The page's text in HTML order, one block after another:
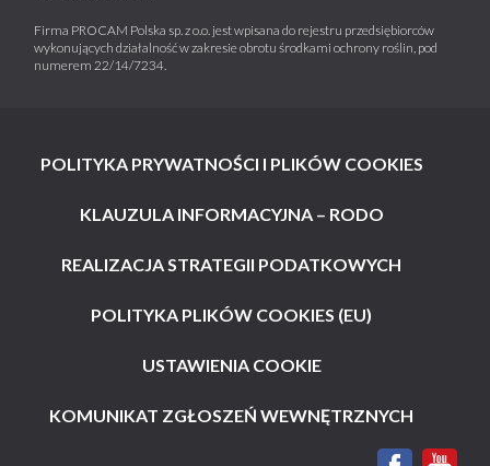
Firma PROCAM Polska sp. z o.o. jest wpisana do rejestru przedsiębiorców
wykonujących działalność w zakresie obrotu środkami ochrony roślin, pod
numerem 22/14/7234.
POLITYKA PRYWATNOŚCI I PLIKÓW COOKIES
KLAUZULA INFORMACYJNA – RODO
REALIZACJA STRATEGII PODATKOWYCH
POLITYKA PLIKÓW COOKIES (EU)
USTAWIENIA COOKIE
KOMUNIKAT ZGŁOSZEŃ WEWNĘTRZNYCH